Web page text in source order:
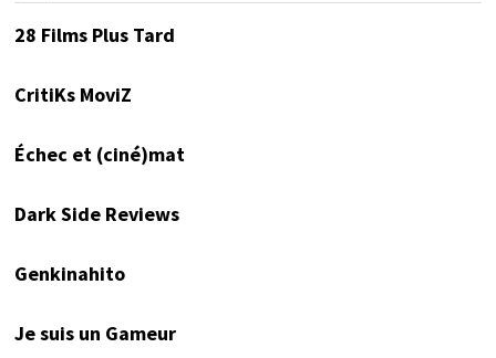
28 Films Plus Tard
CritiKs MoviZ
Échec et (ciné)mat
Dark Side Reviews
Genkinahito
Je suis un Gameur